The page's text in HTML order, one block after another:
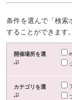
条件を選んで「検索
することができます。
開催場所を選
ぶ
カテゴリを選
ぶ